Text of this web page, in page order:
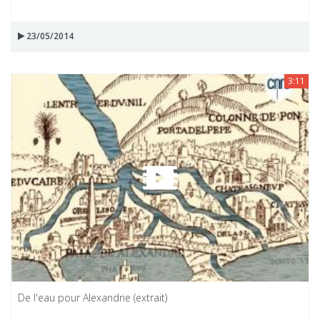
23/05/2014
3:11
De l'eau pour Alexandrie (extrait)